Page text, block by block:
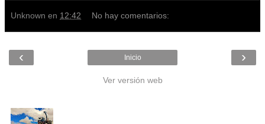
Unknown en 12:42 No hay comentarios:
‹ ›
Inicio
Ver versión web